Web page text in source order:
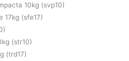
10kg (svp10)
17kg (sfe17)
(str10)
(trd17)